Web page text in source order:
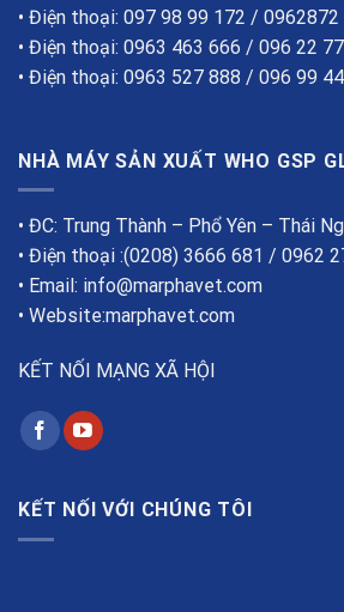
• Điện thoại: 097 98 99 172 / 0962872
• Điện thoại: 0963 463 666 / 096 22
• Điện thoại: 0963 527 888 / 096 99
NHÀ MÁY SẢN XUẤT WHO GSP
• ĐC: Trung Thành – Phổ Yên – Thái
• Điện thoại :(0208) 3666 681 / 0962
• Email: info@marphavet.com
• Website:marphavet.com
KẾT NỐI MẠNG XÃ HỘI
KẾT NỐI VỚI CHÚNG TÔI